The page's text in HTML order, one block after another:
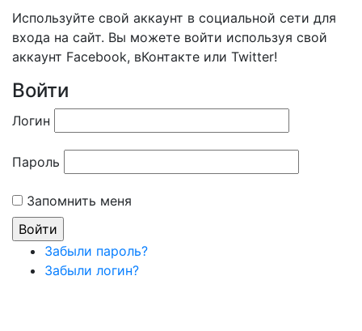
Используйте свой аккаунт в социальной сети для
входа на сайт. Вы можете войти используя свой
аккаунт Facebook, вКонтакте или Twitter!
Войти
Логин
Пароль
Запомнить меня
Забыли пароль?
Забыли логин?